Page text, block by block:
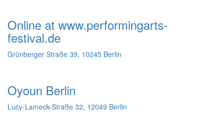
Online at www.performingarts-
festival.de
Grünberger Straße 39, 10245 Berlin
Oyoun Berlin
Lucy-Lameck-Straße 32, 12049 Berlin